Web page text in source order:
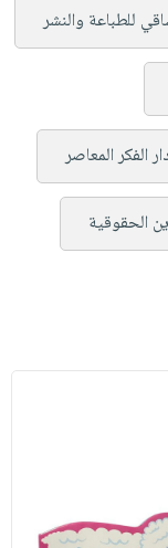
للطباعة والنشر
الفكر المعاصر
الحقوقية